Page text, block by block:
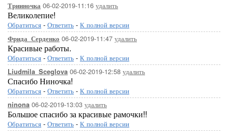
Трииночка 06-02-2019-11:16 удалить
Великолепие!
Обратиться - Ответить - К полной версии
Фрида_Серденко 06-02-2019-11:47 удалить
Красивые работы.
Обратиться - Ответить - К полной версии
Liudmila_Sceglova 06-02-2019-12:58 удалить
Спасибо Ниночка!
Обратиться - Ответить - К полной версии
ninona 06-02-2019-13:03 удалить
Большое спасибо за красивые рамочки!!
Обратиться - Ответить - К полной версии